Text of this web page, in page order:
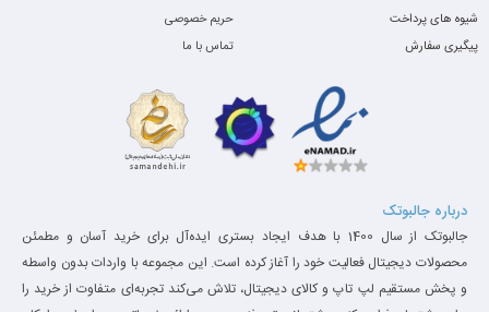
برنامه‌های حسابداری (هلو، سپیدار)شیوه های پرداخت
پیگیری سفارش
حریم خصوصی
تماس با ما
درباره جالبوتک
جالبوتک از سال 1400 با هدف ایجاد بستری ایده‌آل برای خرید آسان و مطمئن
محصولات دیجیتال فعالیت خود را آغاز کرده است. این مجموعه با واردات بدون واسطه
و پخش مستقیم لپ تاپ و کالای دیجیتال، تلاش می‌کند تجربه‌ای متفاوت از خرید را